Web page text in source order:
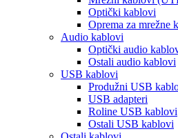
Optički kablovi
Oprema za mrežne
Audio kablovi
Optički audio
Ostali audio kablovi
USB kablovi
Produžni USB
USB adapteri
Roline USB kablovi
Ostali USB kablovi